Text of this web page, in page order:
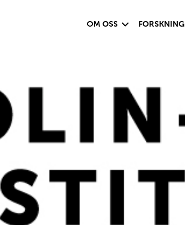
OM OSS Visa undersida
FORSKNING